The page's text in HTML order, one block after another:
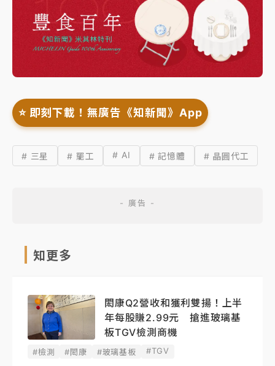
⭐️ 即刻下載！無廣告《知新聞》App
# 三星 # 罷工 # AI # 記憶體 # 晶圓代工
知更多
閎康Q2營收和獲利雙揚！上半
年每股賺2.99元 搶進玻璃基
板TGV檢測商機
#檢測 #閎康 #玻璃基板 #TGV